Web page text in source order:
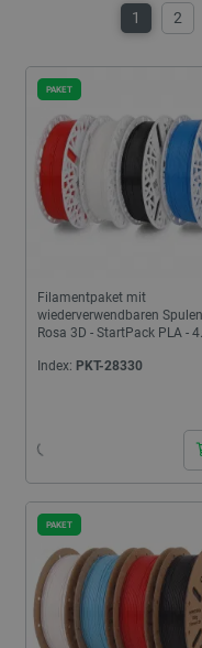
heute nicht nur für das
ist eines der beliebtesten
1 2
Filamentpaket mit
wiederverwendbaren Spulen
Rosa 3D - StartPack PLA - 4
Index: PKT-28330
PAKET
PAKET